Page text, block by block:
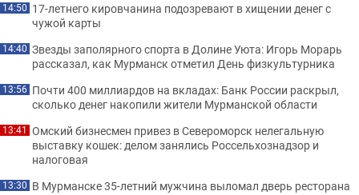
14:50 17-летнего кировчанина подозревают в хищении денег с
чужой карты
14:40 Звезды заполярного спорта в Долине Уюта: Игорь Морарь
рассказал, как Мурманск отметил День физкультурника
13:56 Почти 400 миллиардов на вкладах: Банк России раскрыл,
сколько денег накопили жители Мурманской области
13:41 Омский бизнесмен привез в Североморск нелегальную
выставку кошек: делом занялись Россельхознадзор и
налоговая
13:30 В Мурманске 35-летний мужчина выломал дверь ресторана